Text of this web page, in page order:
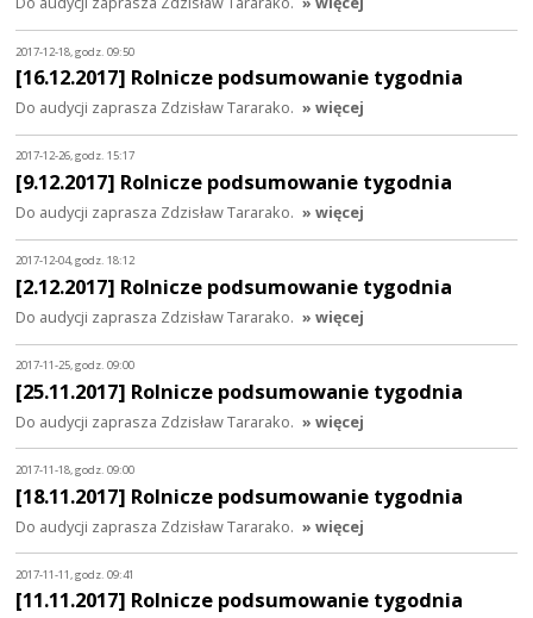
2017-12-18, godz. 09:50
[16.12.2017] Rolnicze podsumowanie tygodnia
Do audycji zaprasza Zdzisław Tararako. » więcej
2017-12-26, godz. 15:17
[9.12.2017] Rolnicze podsumowanie tygodnia
Do audycji zaprasza Zdzisław Tararako. » więcej
2017-12-04, godz. 18:12
[2.12.2017] Rolnicze podsumowanie tygodnia
Do audycji zaprasza Zdzisław Tararako. » więcej
2017-11-25, godz. 09:00
[25.11.2017] Rolnicze podsumowanie tygodnia
Do audycji zaprasza Zdzisław Tararako. » więcej
2017-11-18, godz. 09:00
[18.11.2017] Rolnicze podsumowanie tygodnia
Do audycji zaprasza Zdzisław Tararako. » więcej
2017-11-11, godz. 09:41
[11.11.2017] Rolnicze podsumowanie tygodnia